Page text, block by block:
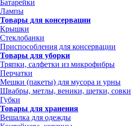
Батарейки
Лампы
Товары для консервации
Крышки
Стеклобанки
Приспособления для консервации
Товары для уборки
Тряпки, салфетки из микрофибры
Перчатки
Мешки (пакеты) для мусора и урны
Швабры, метлы, веники, щетки, совки
Губки
Товары для хранения
Вешалка для одежды